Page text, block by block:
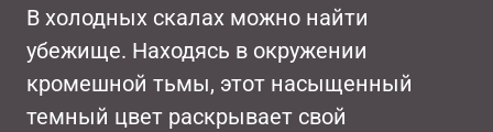
В холодных скалах можно найти
убежище. Находясь в окружении
кромешной тьмы, этот насыщенный
темный цвет раскрывает свой